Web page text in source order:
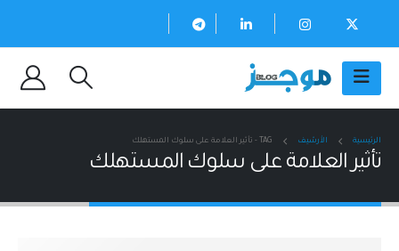
الرئيسية الأرشيف TAG - تأثير العلامة على سلوك المستهلك
تأثير العلامة على سلوك المستهلك